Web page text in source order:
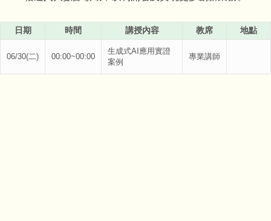
日期 時間 講授內容 教席 地點
06/30(二) 00:00~00:00
生成式AI應用實證
案例
專業講師